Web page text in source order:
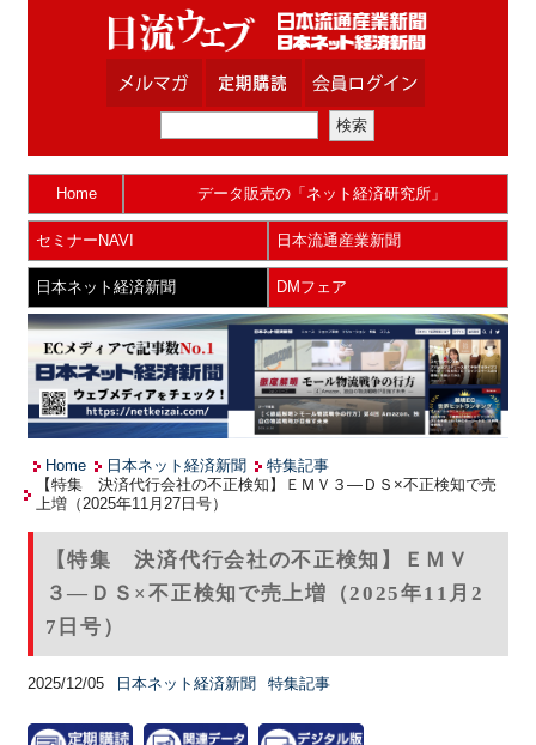
Home データ販売の「ネット経済研究所」
セミナーNAVI 日本流通産業新聞
日本ネット経済新聞 DMフェア
Home 日本ネット経済新聞
特集記事
【特集 決済代行会社の不正検知】ＥＭＶ３―ＤＳ×不正検知で売
上増（2025年11月27日号）
【特集 決済代行会社の不正検知】ＥＭＶ
３―ＤＳ×不正検知で売上増（2025年11月2
7日号）
2025/12/05 日本ネット経済新聞 特集記事